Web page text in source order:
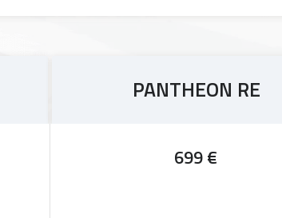
PANTHEON RE
699 €